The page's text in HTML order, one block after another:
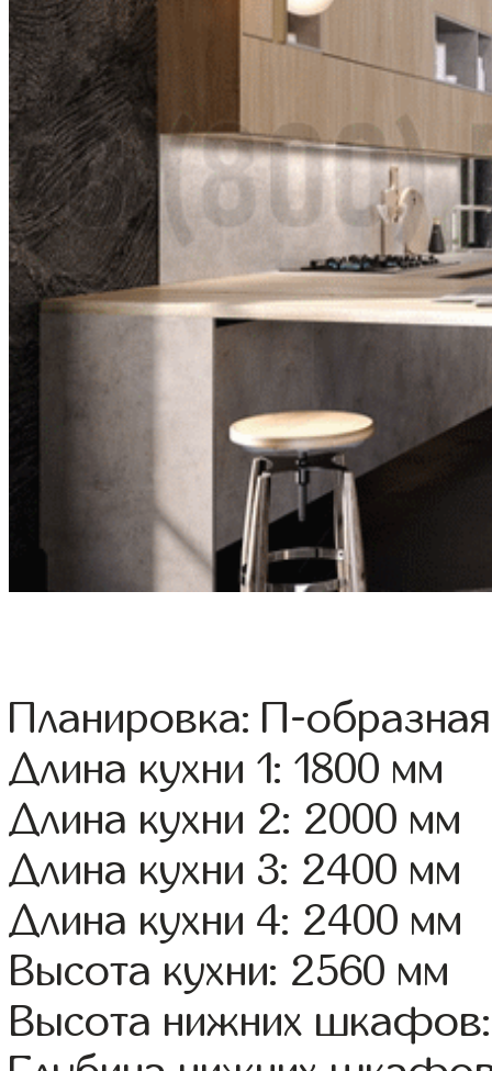
Планировка: П-образная
Длина кухни 1: 1800 мм
Длина кухни 2: 2000 мм
Длина кухни 3: 2400 мм
Длина кухни 4: 2400 мм
Высота кухни: 2560 мм
Высота нижних